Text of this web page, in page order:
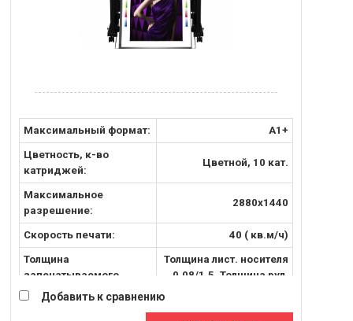
Максимальный формат: A1+
Цветность, к-во
катриджей:
Цветной, 10 кат.
Максимальное
разрешение:
2880x1440
Скорость печати: 40 ( кв.м/ч)
Толщина
запечатываемого
материала, [мм]:
Толщина лист. носителя
0.08/1.5, Толщина рул.
Листовые и рулонные
Добавить к сравнению